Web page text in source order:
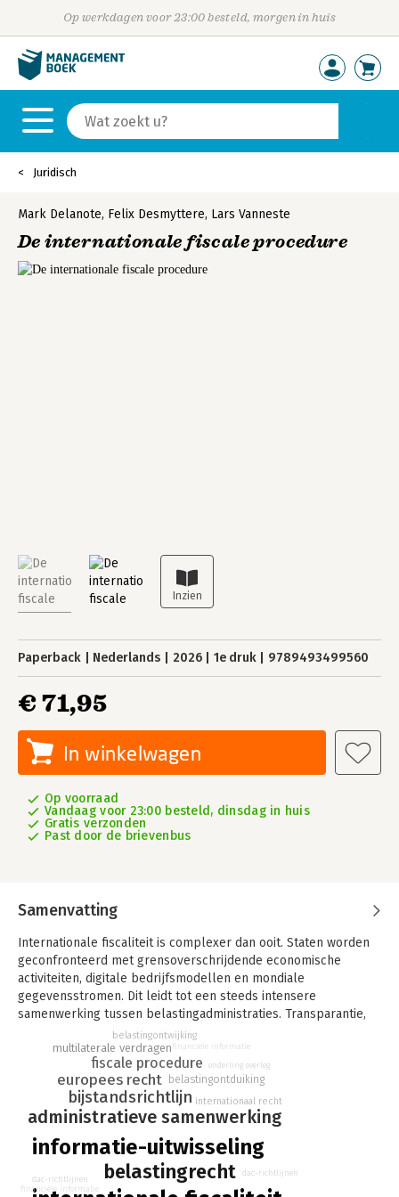
Op werkdagen voor 23:00 besteld, morgen in huis
Juridisch
Mark Delanote, Felix Desmyttere, Lars Vanneste
De internationale fiscale procedure
Paperback Nederlands 2026 1e druk 9789493499560
€ 71,95
In winkelwagen
Op voorraad
Vandaag voor 23:00 besteld, dinsdag in huis
Gratis verzonden
Past door de brievenbus
Samenvatting
Internationale fiscaliteit is complexer dan ooit. Staten worden
geconfronteerd met grensoverschrijdende economische
activiteiten, digitale bedrijfsmodellen en mondiale
gegevensstromen. Dit leidt tot een steeds intensere
samenwerking tussen belastingadministraties. Transparantie,
informatie-uitwisseling en grensoverschrijdende
samenwerkingen zijn vandaag dan ook geen nicheonderwerpen
meer, maar een essentieel onderdeel van moderne
belastingheffing.
Het boekDe Internationale Fiscale Procedure
de internationale fiscaliteit. Het brengt de drie grote pijlers van
de internationale fiscale procedure samen in één geïntegreerd
referentiewerk.
belastingrecht
informatie-uitwisseling
administratieve samenwerking
bijstandsrichtlijn
europees recht
fiscale procedure
multilaterale verdragen
belastingontduiking
internationaal recht
belastingontwijking
financiële informatie
dac-richtlijnen
financiële informatie
dac-richtlijnen
onderling overleg